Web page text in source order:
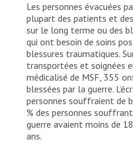
Les personnes évacuées
plupart des patients et
sur le long terme ou des
qui ont besoin de soins
blessures traumatiques.
transportées et soignées
médicalisé de MSF, 355
blessées par la guerre.
personnes souffraient de
% des personnes
guerre avaient moins de
ans.